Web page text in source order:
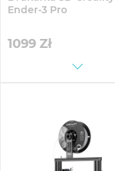
Ender-3 Pro
1099 Zł